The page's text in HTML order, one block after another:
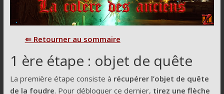
zombie
de
Call
of
Duty
⇐ Retourner au sommaire
1 ère étape : objet de quête
La première étape consiste à récupérer l’objet de quête
de la foudre. Pour débloquer ce dernier, tirez une flèche